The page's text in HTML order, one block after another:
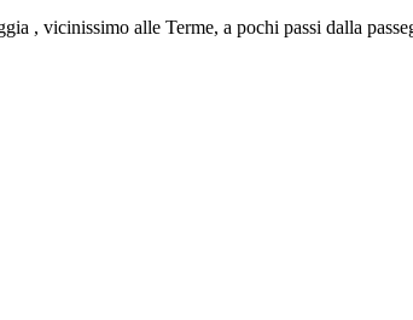
, vicinissimo alle Terme, a pochi passi dalla